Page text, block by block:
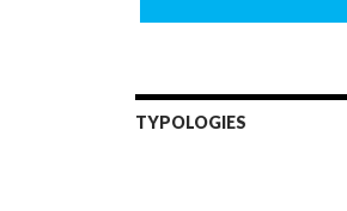
TYPOLOGIES